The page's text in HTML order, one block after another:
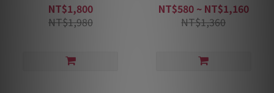
NT$1,800
NT$1,980
NT$580 ~ NT$1,160
NT$1,360